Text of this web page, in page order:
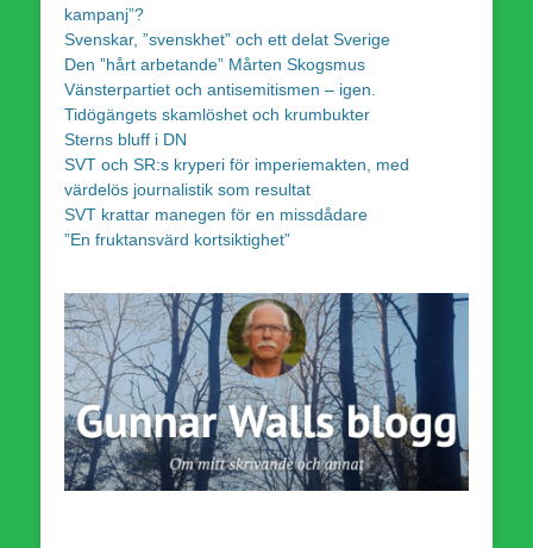
kampanj”?
Svenskar, ”svenskhet” och ett delat Sverige
Den ”hårt arbetande” Mårten Skogsmus
Vänsterpartiet och antisemitismen – igen.
Tidögängets skamlöshet och krumbukter
Sterns bluff i DN
SVT och SR:s kryperi för imperiemakten, med
värdelös journalistik som resultat
SVT krattar manegen för en missdådare
”En fruktansvärd kortsiktighet”